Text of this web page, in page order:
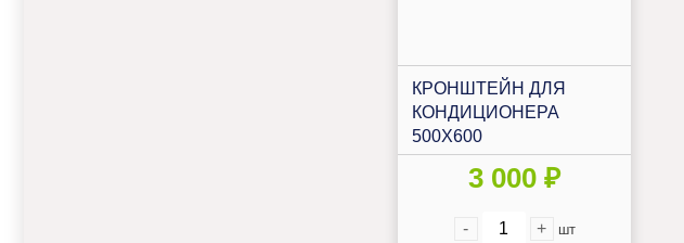
КРОНШТЕЙН ДЛЯ
КОНДИЦИОНЕРА
500Х600
3 000 ₽
- + шт